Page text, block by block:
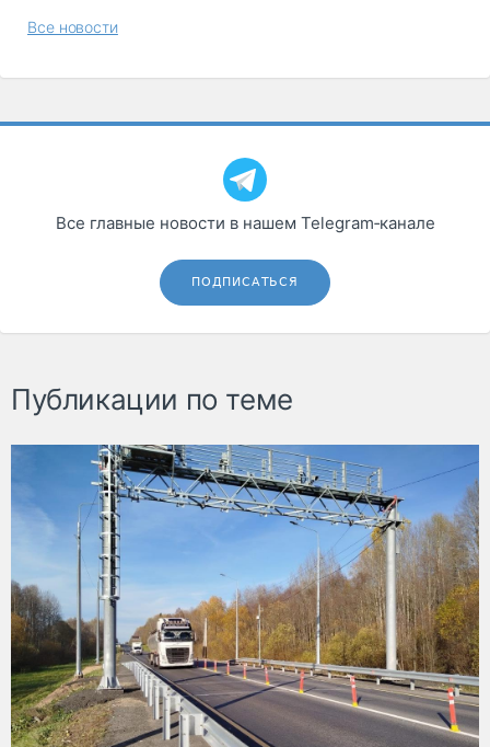
Все новости
Все главные новости в нашем Telegram‑канале
ПОДПИСАТЬСЯ
Публикации по теме